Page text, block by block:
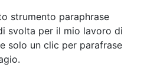
strumento paraphrase
svolta per il mio lavoro di
solo un clic per parafrase